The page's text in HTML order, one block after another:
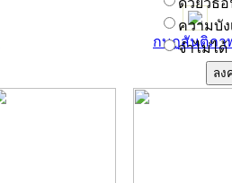
ความบั
จำไม่ได้
กบฏสันติภา